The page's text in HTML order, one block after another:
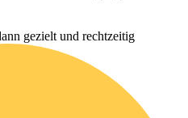
gezielt und rechtzeitig